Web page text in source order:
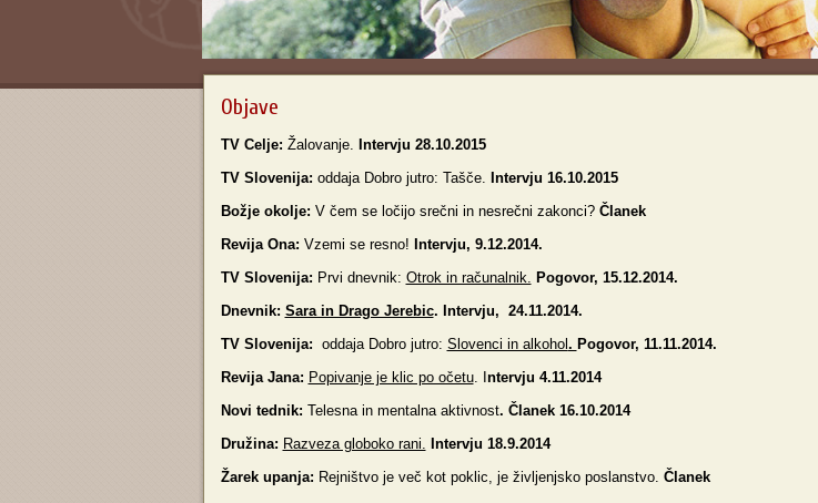
Objave
TV Celje: Žalovanje. Intervju 28.10.2015
TV Slovenija: oddaja Dobro jutro: Tašče. Intervju 16.10.2015
Božje okolje: V čem se ločijo srečni in nesrečni zakonci? Članek
Revija Ona: Vzemi se resno! Intervju, 9.12.2014.
TV Slovenija: Prvi dnevnik: Otrok in računalnik. Pogovor, 15.12.2014.
Dnevnik: Sara in Drago Jerebic. Intervju, 24.11.2014.
TV Slovenija: oddaja Dobro jutro: Slovenci in alkohol . Pogovor, 11.11.2014.
Revija Jana: Popivanje je klic po očetu. I ntervju 4.11.2014
Novi tednik: Telesna in mentalna aktivnost. Članek 16.10.2014
Družina: Razveza globoko rani. Intervju 18.9.2014
Žarek upanja: Rejništvo je več kot poklic, je življenjsko poslanstvo. Članek